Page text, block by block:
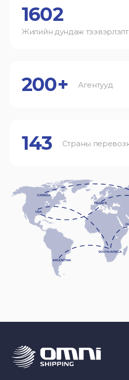
1602
Жилийн дундаж
200+ Агентууд
143 Страны